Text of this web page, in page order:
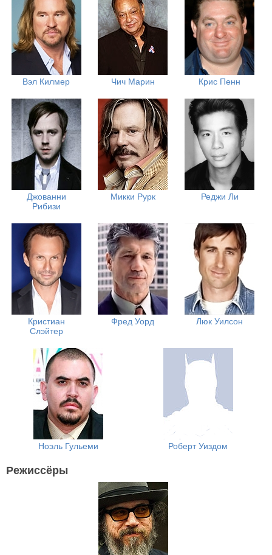
Вэл Килмер Чич Марин Крис Пенн
Джованни
Рибизи
Микки Рурк Реджи Ли
Кристиан
Слэйтер
Фред Уорд Люк Уилсон
Ноэль Гульеми Роберт Уиздом
Режиссёры